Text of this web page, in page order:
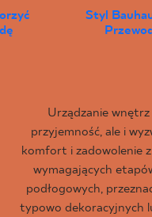
Styl
Urządzanie
przyjemność, ale i
komfort i zadowolenie
wymagających
podłogowych,
typowo dekoracyjnych